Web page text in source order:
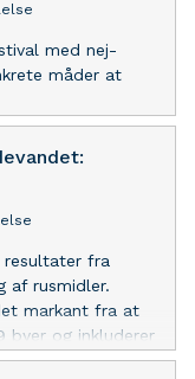
med nej-
måder at
resultater fra
af rusmidler.
markant fra at
byer og inkluderer